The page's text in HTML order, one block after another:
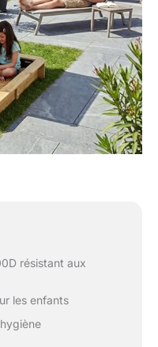
résistant aux
les enfants